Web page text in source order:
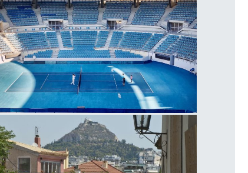
Αθλητικό Κέντρο Αθηνών,
Τέννις